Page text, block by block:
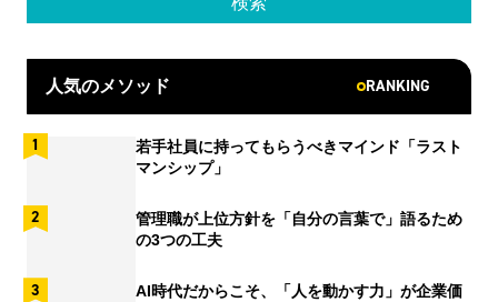
人気のメソッド RANKING
若手社員に持ってもらうべきマインド「ラスト
マンシップ」
管理職が上位方針を「自分の言葉で」語るため
の3つの工夫
AI時代だからこそ、「人を動かす力」が企業価